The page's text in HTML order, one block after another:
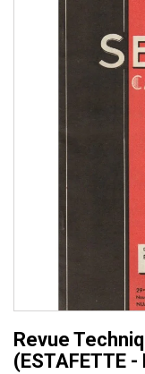
Revue
(ESTAFETTE